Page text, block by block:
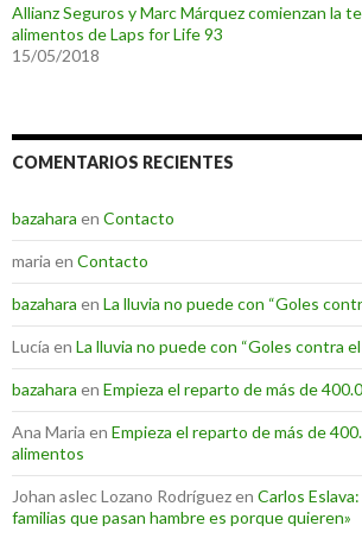
Allianz Seguros y Marc Márquez comienzan la
alimentos de Laps for Life 93
15/05/2018
COMENTARIOS RECIENTES
bazahara en Contacto
maria en Contacto
bazahara en La lluvia no puede con “Goles
Lucía en La lluvia no puede con “Goles contra el
bazahara en Empieza el reparto de más de
Ana Maria en Empieza el reparto de más de
alimentos
Johan aslec Lozano Rodríguezen Carlos
familias que pasan hambre es porque quieren»